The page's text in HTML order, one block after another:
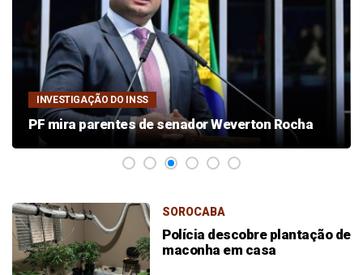
INVESTIGAÇÃO DO INSS
PF mira parentes de senador Weverton Rocha
SOROCABA
Polícia descobre plantação de
maconha em casa